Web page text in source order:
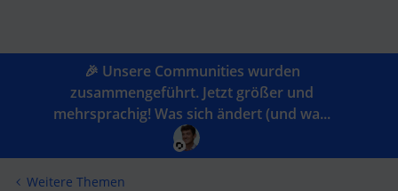
🎉 Unsere Communities wurden
zusammengeführt. Jetzt größer und
mehrsprachig! Was sich ändert (und wa...
Weitere Themen